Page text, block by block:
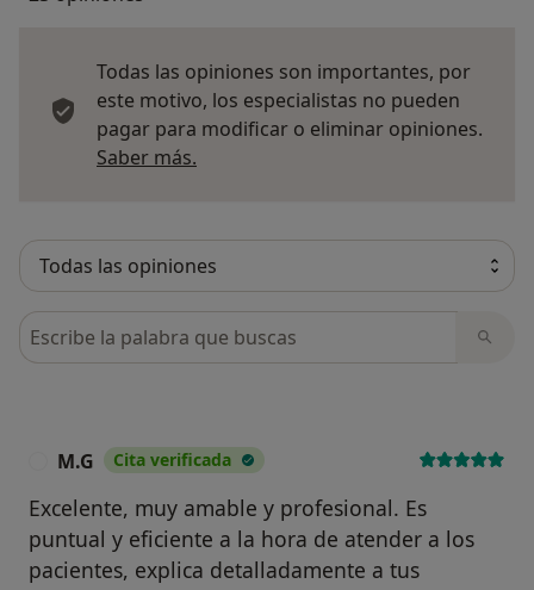
Todas las opiniones son importantes, por
este motivo, los especialistas no pueden
pagar para modificar o eliminar opiniones.
Saber más.
Busca en opiniones
M.G Cita verificada
Excelente, muy amable y profesional. Es
puntual y eficiente a la hora de atender a los
pacientes, explica detalladamente a tus